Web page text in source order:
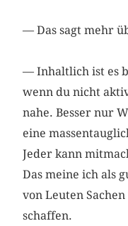
— Das sagt mehr
— Inhaltlich ist es
wenn du nicht
nahe. Besser nur
eine
Jeder kann
Das meine ich als
von Leuten
schaffen.